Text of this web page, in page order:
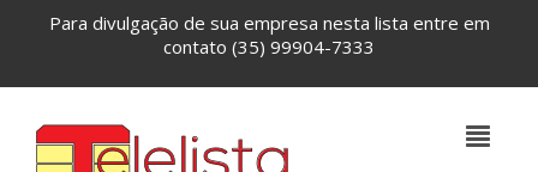
Para divulgação de sua empresa nesta lista entre em
contato (35) 99904-7333